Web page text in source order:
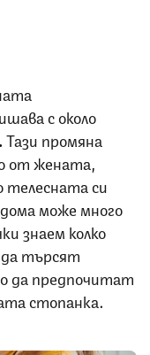
с около
Тази промяна
от жената,
телесната си
може много
знаем колко
търсят
да предпочитат
стопанка.